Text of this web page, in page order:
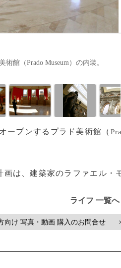
館（Prado Museum）の内装。
ープンするプラド美術館（
は、建築家のラファエル・
ライフ 一覧へ
向け 写真・動画 購入のお問合せ >